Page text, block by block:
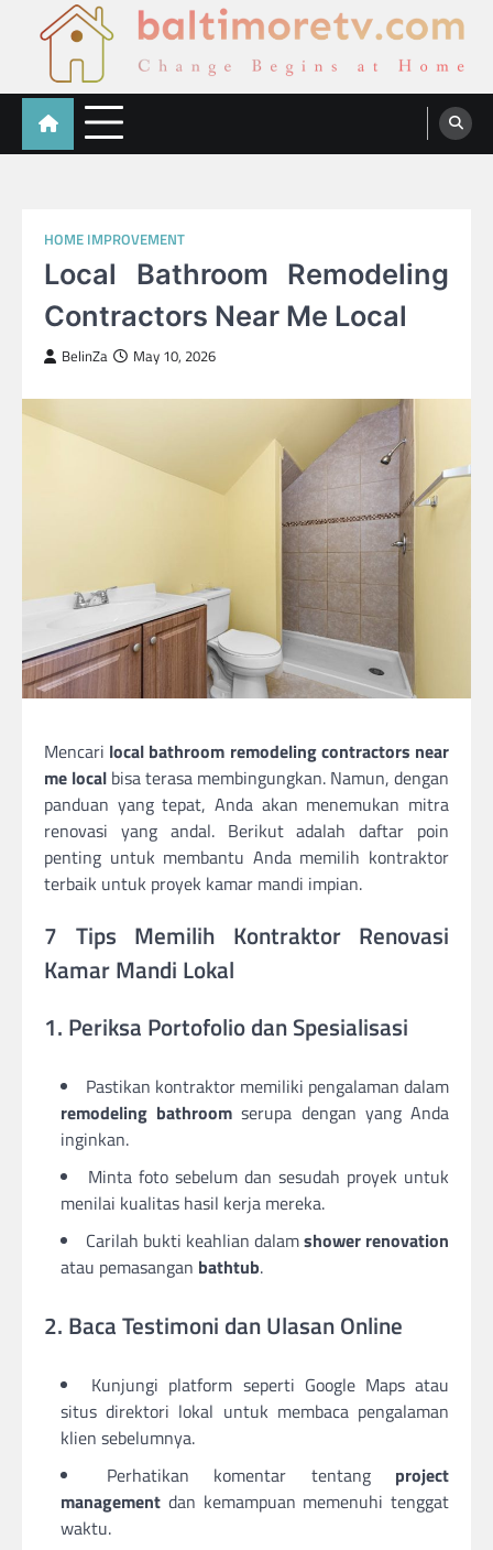
Baltimoretv
Change Begins at Home
HOME IMPROVEMENT
Local Bathroom Remodeling
Contractors Near Me Local
BelinZa May 10, 2026
Mencari local bathroom remodeling contractors near
me local bisa terasa membingungkan. Namun, dengan
panduan yang tepat, Anda akan menemukan mitra
renovasi yang andal. Berikut adalah daftar poin
penting untuk membantu Anda memilih kontraktor
terbaik untuk proyek kamar mandi impian.
7 Tips Memilih Kontraktor Renovasi
Kamar Mandi Lokal
1. Periksa Portofolio dan Spesialisasi
Pastikan kontraktor memiliki pengalaman dalam
remodeling bathroom serupa dengan yang Anda
inginkan.
Minta foto sebelum dan sesudah proyek untuk
menilai kualitas hasil kerja mereka.
Carilah bukti keahlian dalamshower renovation
atau pemasangan bathtub.
2. Baca Testimoni dan Ulasan Online
Kunjungi platform seperti Google Maps atau
situs direktori lokal untuk membaca pengalaman
klien sebelumnya.
Perhatikan komentar tentang project
management dan kemampuan memenuhi tenggat
waktu.